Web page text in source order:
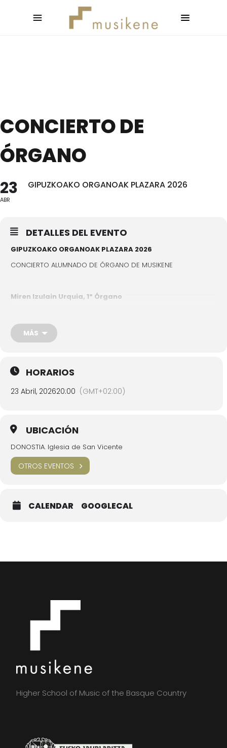
CONCIERTO DE
ÓRGANO
23
ABR
GIPUZKOAKO ORGANOAK PLAZARA 2026
DETALLES DEL EVENTO
GIPUZKOAKO ORGANOAK PLAZARA 2026
CONCIERTO ALUMNADO DE ÓRGANO DE MUSIKENE
Miren Izulain Urquia, 1º Órgano
Javier Moreno Lorenzo, 3º Órgano
Iñaki Sanchez Vara, 4º Órgano
Beatriz Arzamendi Ceciaga, Kantuz. Estreno absoluto
Louis Vierne, Symphonie Nº6 Op. 59, Final
Roberto Hernandez Corral, 4º Órgano
Maurice Duruflé, Prélude et Fugue sur le nom d’Alain
MÁS
HORARIOS
23 Abril, 202620:00 (GMT+02:00)
UBICACIÓN
DONOSTIA. Iglesia de San Vicente
OTROS EVENTOS
CALENDAR GOOGLECAL
Higher School of Music of the Basque Country